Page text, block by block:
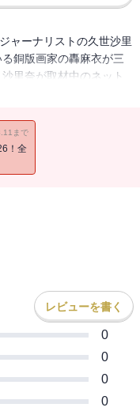
ャーナリストの久世沙里
銅版画家の轟麻衣が三
里奈が取材中のネット
狂犬刑事 蛮行』改題）
まで
！全
レビューを書く
0
0
0
0